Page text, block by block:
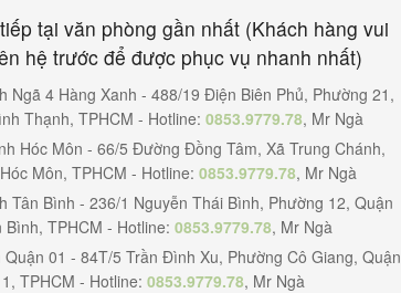
tại văn phòng gần nhất (Khách hàng vui
hệ trước để được phục vụ nhanh nhất)
Ngã 4 Hàng Xanh - 488/19 Điện Biên Phủ, Phường 21,
Thạnh, TPHCM - Hotline: 0853.9779.78, Mr Ngà
Hóc Môn - 66/5 Đường Đồng Tâm, Xã Trung Chánh,
Môn, TPHCM - Hotline: 0853.9779.78, Mr Ngà
Tân Bình - 236/1 Nguyễn Thái Bình, Phường 12, Quận
Bình, TPHCM - Hotline: 0853.9779.78, Mr Ngà
Quận 01 - 84T/5 Trần Đình Xu, Phường Cô Giang, Quận
1, TPHCM - Hotline: 0853.9779.78, Mr Ngà